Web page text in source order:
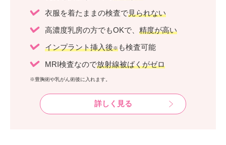
衣服を着たままの検査で見られない
高濃度乳房の方でもOKで、 精度が高い
インプラント挿入後※ も検査可能
MRI検査なので放射線被ばくがゼロ
※豊胸術や乳がん術後に入れます。
詳しく見る